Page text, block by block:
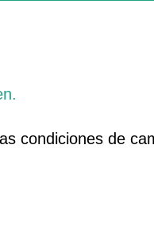
condiciones de